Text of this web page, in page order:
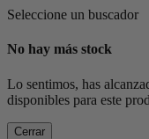
Seleccione un buscador
No hay más stock
Lo sentimos, has
disponibles para este
Cerrar